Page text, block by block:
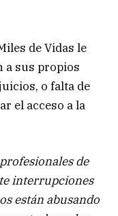
de Vidas le
a sus propios
o falta de
el acceso a la
de
interrupciones
están abusando